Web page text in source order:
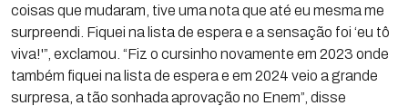
coisas que mudaram, tive uma nota que até eu mesma me
surpreendi. Fiquei na lista de espera e a sensação foi ‘eu tô
viva!'”, exclamou. “Fiz o cursinho novamente em 2023 onde
também fiquei na lista de espera e em 2024 veio a grande
surpresa, a tão sonhada aprovação no Enem”, disse